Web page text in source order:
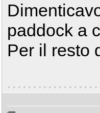
paddock a
Per il resto